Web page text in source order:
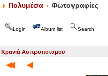
Πολυμέσα Φωτογραφίες
Login Album list Search
Κρανιά Ασπροποτάμου